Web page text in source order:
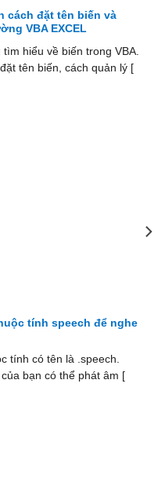
cách đặt tên biến và
VBA EXCEL
hiểu về biến trong VBA.
tên biến, cách quản lý [
tính speech để nghe
tính có tên là .speech.
bạn có thể phát âm [